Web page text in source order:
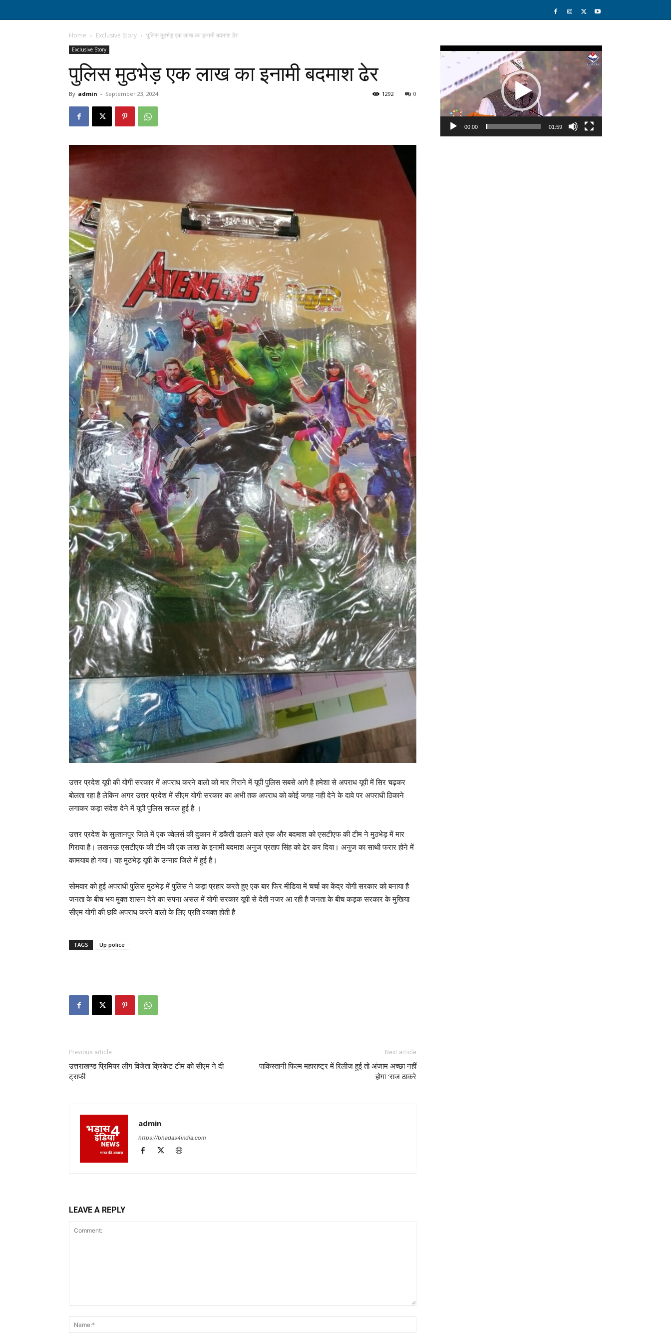
Home Exclusive Story पुलिस मुठभेड़ एक लाख का इनामी बदमाश ढेर
Exclusive Story
पुलिस मुठभेड़ एक लाख का इनामी बदमाश ढेर
By admin - September 23, 2024 0
1292
उत्तर प्रदेश यूपी की योगी सरकार में अपराध करने वालो को मार गिराने में यूपी पुलिस सबसे आगे है हमेशा से अपराध यूपी में सिर चढ़कर
बोलता रहा है लेकिन अगर उत्तर प्रदेश में सीएम योगी सरकार का अभी तक अपराध को कोई जगह नही देने के दावे पर अपराधी ठिकाने
लगाकर कड़ा संदेश देने में यूपी पुलिस सफल हुई है ।
उत्तर प्रदेश के सुल्तानपुर जिले में एक ज्वेलर्स की दुकान में डकैती डालने वाले एक और बदमाश को एसटीएफ की टीम ने मुठभेड़ में मार
गिराया है। लखनऊ एसटीएफ की टीम की एक लाख के इनामी बदमाश अनुज प्रताप सिंह को ढेर कर दिया। अनुज का साथी फरार होने में
कामयाब हो गया। यह मुठभेड़ यूपी के उन्नाव जिले में हुई है।
सोमवार को हुई अपराधी पुलिस मुठभेड़ में पुलिस ने कड़ा प्रहार करते हुए एक बार फिर मीडिया में चर्चा का केंद्र योगी सरकार को बनाया है
जनता के बीच भय मुक्त शासन देने का सपना असल में योगी सरकार यूपी से देती नजर आ रही है जनता के बीच कड़क सरकार के मुखिया
सीएम योगी की छवि अपराध करने वालो के लिए प्रति वयक्त होती है
TAGS Up police
Previous article
उत्तराखण्ड प्रिमियर लीग विजेता क्रिकेट टीम को सीएम ने दी
ट्राफी
Next article
पाकिस्तानी फिल्म महाराष्ट्र में रिलीज हुई तो अंजाम अच्छा नहीं
होगा :राज ठाकरे
admin
https://bhadas4india.com
LEAVE A REPLY
Video
Player
00:00 01:59